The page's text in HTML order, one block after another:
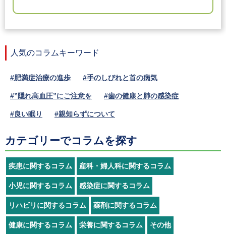
人気のコラムキーワード
#肥満症治療の進歩 #手のしびれと首の病気
#”隠れ高血圧”にご注意を #歯の健康と肺の感染症
#良い眠り #親知らずについて
カテゴリーでコラムを探す
疾患に関するコラム 産科・婦人科に関するコラム
小児に関するコラム 感染症に関するコラム
リハビリに関するコラム 薬剤に関するコラム
健康に関するコラム 栄養に関するコラム その他